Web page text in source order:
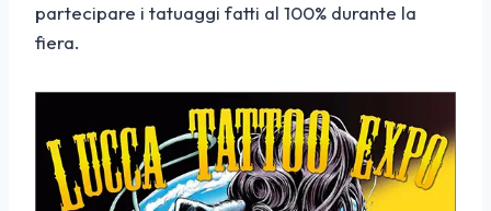
partecipare i tatuaggi fatti al 100% durante la
fiera.